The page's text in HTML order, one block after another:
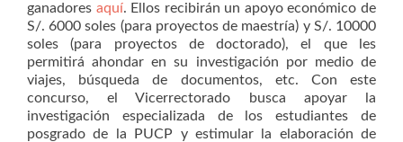
ganadores aquí. Ellos recibirán un apoyo económico de
S/. 6000 soles (para proyectos de maestría) y S/. 10000
soles (para proyectos de doctorado), el que les
permitirá ahondar en su investigación por medio de
viajes, búsqueda de documentos, etc. Con este
concurso, el Vicerrectorado busca apoyar la
investigación especializada de los estudiantes de
posgrado de la PUCP y estimular la elaboración de